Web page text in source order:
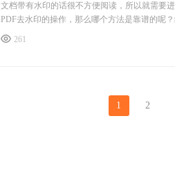
文档带有水印的话很不方便阅读，所以就需要
PDF去水印的操作，那么哪个方法是靠谱的呢
我一起来看看吧！感兴趣的朋友也可以跟着我
261
1 2